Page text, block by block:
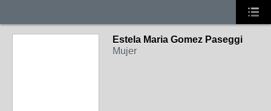
Estela Maria Gomez Paseggi
Mujer